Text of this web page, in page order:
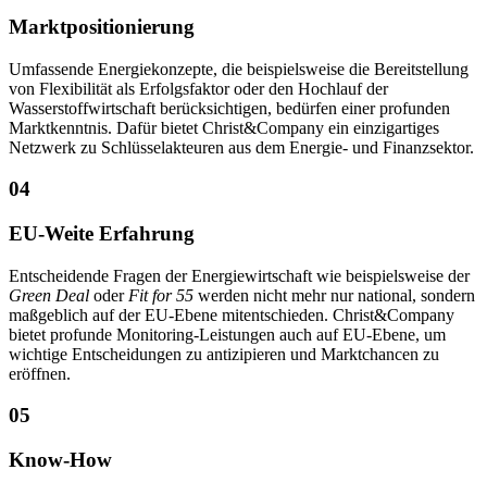
Marktpositionierung
Umfassende Energiekonzepte, die beispielsweise die Bereitstellung
von Flexibilität als Erfolgsfaktor oder den Hochlauf der
Wasserstoffwirtschaft berücksichtigen, bedürfen einer profunden
Marktkenntnis. Dafür bietet Christ&Company ein einzigartiges
Netzwerk zu Schlüsselakteuren aus dem Energie- und Finanzsektor.
04
EU-Weite Erfahrung
Entscheidende Fragen der Energiewirtschaft wie beispielsweise der
Green Deal oder Fit for 55 werden nicht mehr nur national, sondern
maßgeblich auf der EU-Ebene mitentschieden. Christ&Company
bietet profunde Monitoring-Leistungen auch auf EU-Ebene, um
wichtige Entscheidungen zu antizipieren und Marktchancen zu
eröffnen.
05
Know-How